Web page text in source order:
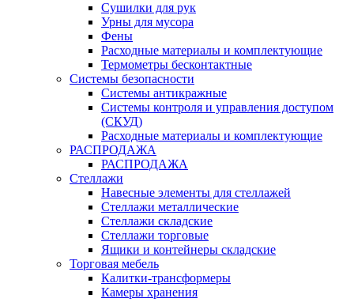
Сушилки для рук
Урны для мусора
Фены
Расходные материалы и комплектующие
Термометры бесконтактные
Системы безопасности
Системы антикражные
Системы контроля и управления доступом
(СКУД)
Расходные материалы и комплектующие
РАСПРОДАЖА
РАСПРОДАЖА
Стеллажи
Навесные элементы для стеллажей
Стеллажи металлические
Стеллажи складские
Стеллажи торговые
Ящики и контейнеры складские
Торговая мебель
Калитки-трансформеры
Камеры хранения